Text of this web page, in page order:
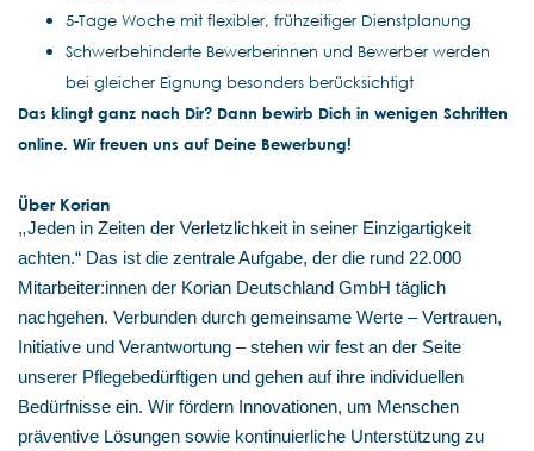
5-Tage Woche mit flexibler, frühzeitiger Dienstplanung
Schwerbehinderte Bewerberinnen und Bewerber werden
bei gleicher Eignung besonders berücksichtigt
Das klingt ganz nach Dir? Dann bewirb Dich in wenigen Schritten
online. Wir freuen uns auf Deine Bewerbung!
Über Korian
„Jeden in Zeiten der Verletzlichkeit in seiner Einzigartigkeit
achten.“ Das ist die zentrale Aufgabe, der die rund 22.000
Mitarbeiter:innen der Korian Deutschland GmbH täglich
nachgehen. Verbunden durch gemeinsame Werte – Vertrauen,
Initiative und Verantwortung – stehen wir fest an der Seite
unserer Pflegebedürftigen und gehen auf ihre individuellen
Bedürfnisse ein. Wir fördern Innovationen, um Menschen
präventive Lösungen sowie kontinuierliche Unterstützung zu